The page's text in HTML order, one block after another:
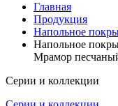
Главная
Продукция
Напольное
Напольное
Мрамор
Серии и коллекции